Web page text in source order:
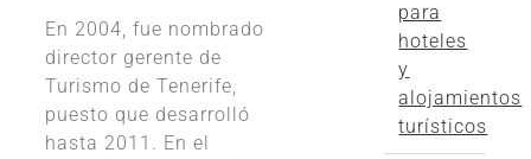
En 2004, fue nombrado
director gerente de
Turismo de Tenerife,
puesto que desarrolló
hasta 2011. En el
para
hoteles
y
alojamientos
turísticos